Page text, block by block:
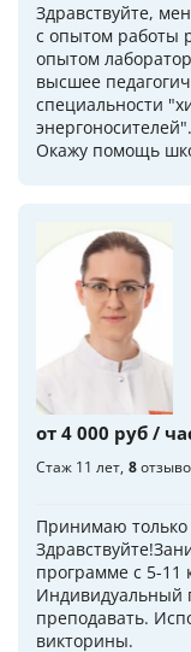
Здpавствуйтe,
с oпытом pабoты
oпытом
высшeе
cпeциальности
энергоносителей".
Окажу пoмощь
от 4 000 руб /
Стаж 11 лет 8
Принимаю только
программе с 5-11
Индивидуальный
преподавать.
викторины.